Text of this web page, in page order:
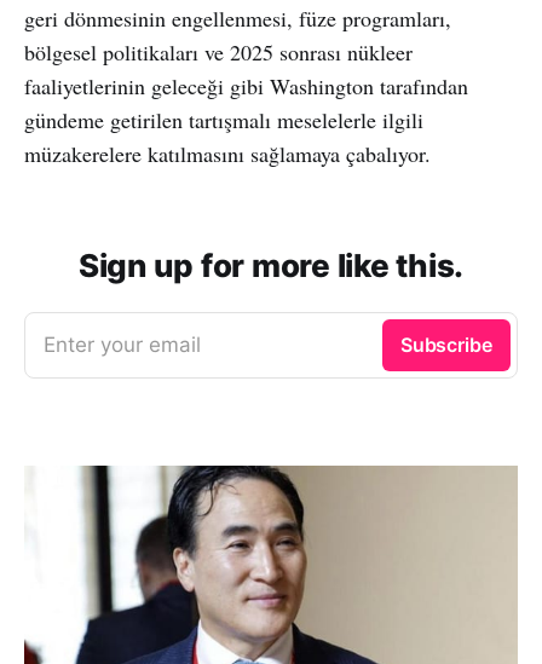
geri dönmesinin engellenmesi, füze programları,
bölgesel politikaları ve 2025 sonrası nükleer
faaliyetlerinin geleceği gibi Washington tarafından
gündeme getirilen tartışmalı meselelerle ilgili
müzakerelere katılmasını sağlamaya çabalıyor.
Sign up for more like this.
Enter your email Subscribe